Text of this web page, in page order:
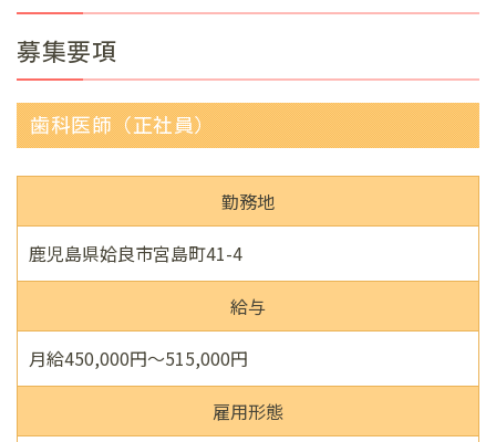
募集要項
歯科医師（正社員）
勤務地
鹿児島県姶良市宮島町41-4
給与
月給450,000円～515,000円
雇用形態